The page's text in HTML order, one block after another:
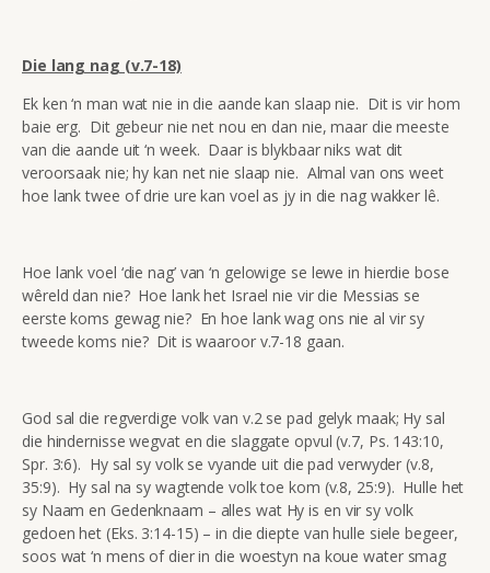
Die lang nag (v.7-18)
Ek ken ‘n man wat nie in die aande kan slaap nie. Dit is vir hom
baie erg. Dit gebeur nie net nou en dan nie, maar die meeste
van die aande uit ‘n week. Daar is blykbaar niks wat dit
veroorsaak nie; hy kan net nie slaap nie. Almal van ons weet
hoe lank twee of drie ure kan voel as jy in die nag wakker lê.
Hoe lank voel ‘die nag’ van ‘n gelowige se lewe in hierdie bose
wêreld dan nie? Hoe lank het Israel nie vir die Messias se
eerste koms gewag nie? En hoe lank wag ons nie al vir sy
tweede koms nie? Dit is waaroor v.7-18 gaan.
God sal die regverdige volk van v.2 se pad gelyk maak; Hy sal
die hindernisse wegvat en die slaggate opvul (v.7, Ps. 143:10,
Spr. 3:6). Hy sal sy volk se vyande uit die pad verwyder (v.8,
35:9). Hy sal na sy wagtende volk toe kom (v.8, 25:9). Hulle het
sy Naam en Gedenknaam – alles wat Hy is en vir sy volk
gedoen het (Eks. 3:14-15) – in die diepte van hulle siele begeer,
soos wat ‘n mens of dier in die woestyn na koue water smag